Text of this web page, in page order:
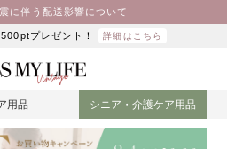
に伴う配送影響について
プレゼント！ 詳細はこちら
用品 シニア・介護ケア用品